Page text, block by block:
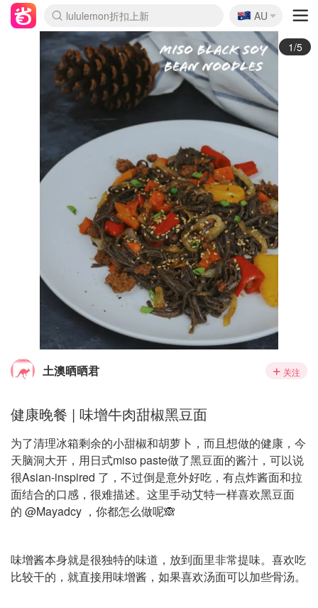
lululemon折扣上新
Sasa美妆护肤3.5折
SSENSE年中2.5折
FreshBeauty好价汇总
Cettire降价+叠9折
WWS Coles超市实拍
viagogo二手票捡漏
Myer超级周末
The Outnet奢牌1折起
David Jones 3折起
Flannels大牌1折
Perfumes Club护肤1折
AMIRO面罩$251
Amazon折扣汇总
eToro入金$200送$50
Amazon数码好物
ICONIC本周7.5折
ThedoubleF高奢地板价
Moose Knuckles 6折
丝芙兰5折起
EUFY摄像头$98
Selenichast首饰2折
Trip机票酒店促销
YSL送5件彩妆礼
Amazon家居好物
Amazon美妆护肤
雅漾大喷$8
过敏原检测盒$33
伊索独家赠50ml沐浴露
科颜氏高保湿面霜$29
SEALIFE海洋馆门票6折
丝塔芙大白罐$16
订阅Newsletter送香薰
Cult Beauty 6.8折
Harrods圣诞日历$525
LN-CC奢牌私促3折
d'Alba空姐喷雾$16
EVE LOM套装£56
Bernardelli独家4折
Adore Beauty 6折起
CT圣诞日历
Mytheresa奢品2.7折
Luxury Escapes 9折
Currentbody美容仪$881
MOON Garden Live
Roborock扫地机$649
Tingo Life水杯$24
Valentino官网5折
CR洗护套装$23
修丽可4件套$159
Myer彩妆2件7折
GANNI官网4.5折
Stylevana韩妆4折
Tessabit高奢8.5折
OGX洗发水$11
Amazon阿德莱德次日达
卡诗8.5折+赠礼
Philips Hue灯具8折
🇦🇺
AU
2/5
土澳晒晒君 关注
健康晚餐 | 味增牛肉甜椒黑豆面
为了清理冰箱剩余的小甜椒和胡萝卜，而且想做的健康，今
天脑洞大开，用日式miso paste做了黑豆面的酱汁，可以说
很Asian-inspired 了，不过倒是意外好吃，有点炸酱面和拉
面结合的口感，很难描述。这里手动艾特一样喜欢黑豆面
的 @Mayadcy ，你都怎么做呢🙈
味增酱本身就是很独特的味道，放到面里非常提味。喜欢吃
比较干的，就直接用味增酱，如果喜欢汤面可以加些骨汤。